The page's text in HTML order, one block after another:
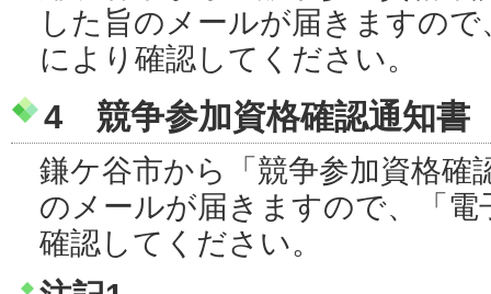
した旨のメールが届きますの
により確認してください。
4 競争参加資格確認通知書
鎌ケ谷市から「競争参加資格確
のメールが届きますので、「
確認してください。